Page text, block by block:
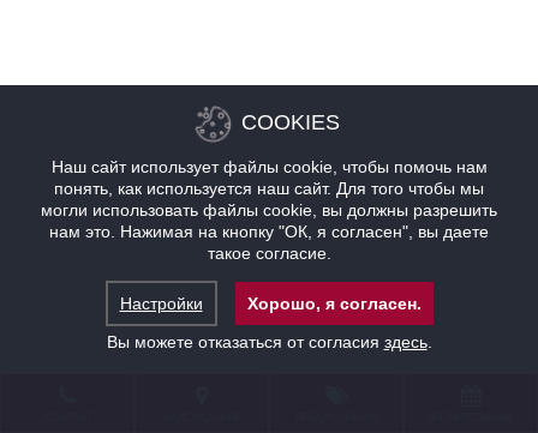
COOKIES
Наш сайт использует файлы cookie, чтобы помочь нам
понять, как используется наш сайт. Для того чтобы мы
могли использовать файлы cookie, вы должны разрешить
нам это. Нажимая на кнопку "ОК, я согласен", вы даете
такое согласие.
Настройки
Хорошо, я согласен.
Вы можете отказаться от согласия здесь.